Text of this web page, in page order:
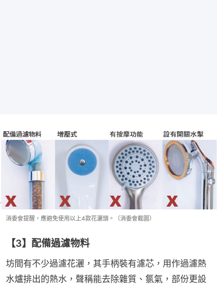
消委會提醒，應避免使用以上4款花灑頭。（消委會截圖）
【3】配備過濾物料
坊間有不少過濾花灑，其手柄裝有濾芯，用作過濾熱
水爐排出的熱水，聲稱能去除雜質、氯氣，部份更設